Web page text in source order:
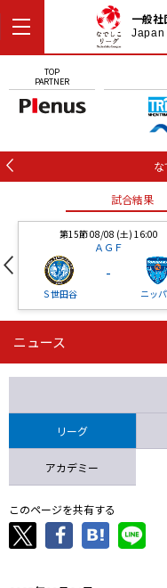
一般社
TOP
PARTNER
試合結果
第15節 08/08 (土) 16:00
ＡＧＦ
Ｓ世田谷
-
ニッ
第16節 09/05 (土) 15:00
ニッパツ
ニュース
リーグ
アカデミー
このページを共有する